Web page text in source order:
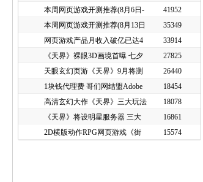
本周网页游戏开测推荐(8月6日-
41952
本周网页游戏开测推荐(8月13日
35349
网页游戏产品月收入破亿已达4
33914
《天界》裸眼3D画境首曝 七夕
27825
天眼玄幻页游《天界》9月将测
26440
1块钱代理费 哥们网结盟Adobe
18454
高清玄幻大作《天界》三大玩法
18078
《天界》将设明星服务器 三大
16861
2D横版动作RPG网页游戏《街
15574